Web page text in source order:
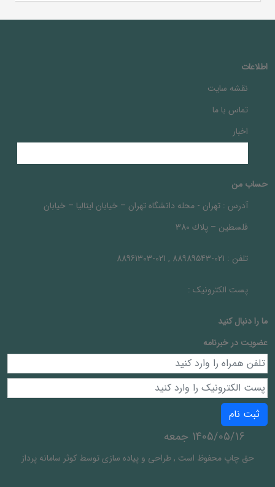
اطلاعات
نقشه سایت
تماس با ما
اخبار
حساب من
آدرس : تهران - محله دانشگاه تهران – خيابان ايتاليا – خيابان
فلسطين – پلاك 380
تلفن : 021-88989543 , 021-88961303
پست الکترونیک :
ما را دنبال کنيد
عضویت در خبرنامه
ثبت نام
1405/05/16 جمعه
حق چاپ محفوظ است ,طراحی و پیاده سازی توسطکوثر سامانه پرداز